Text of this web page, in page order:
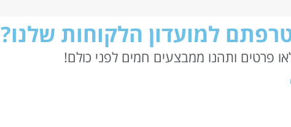
למועדון הלקוחות שלנו?
פרטים ותהנו ממבצעים חמים לפני כולם!